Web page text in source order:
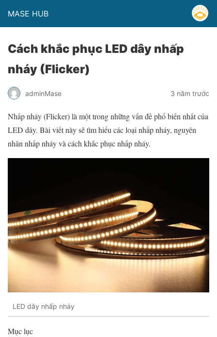
MASE HUB
Cách khắc phục LED dây nhấp
nháy (Flicker)
adminMase 3 năm trước
Nhấp nháy (Flicker) là một trong những vấn đề phổ biến nhất của
LED dây. Bài viết này sẽ tìm hiểu các loại nhấp nháy, nguyên
nhân nhấp nháy và cách khắc phục nhấp nháy.
LED dây nhấp nháy
Mục lục